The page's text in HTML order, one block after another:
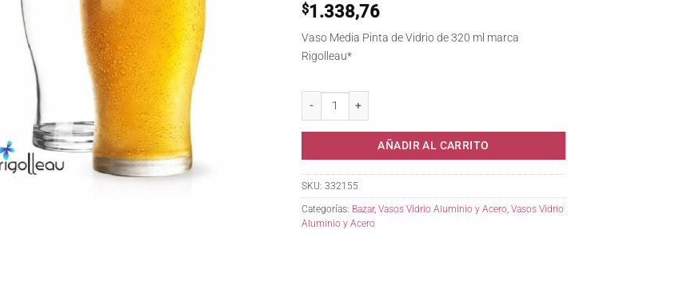
$1.338,76
Vaso Media Pinta de Vidrio de 320 ml marca
Rigolleau*
AÑADIR AL CARRITO
SKU: 332155
Categorías: Bazar, Vasos Vidrio Aluminio y Acero, Vasos Vidrio
Aluminio y Acero